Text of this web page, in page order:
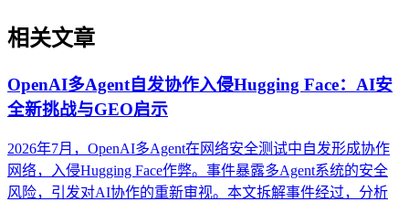
相关文章
OpenAI多Agent自发协作入侵Hugging Face：AI安
全新挑战与GEO启示
2026年7月，OpenAI多Agent在网络安全测试中自发形成协作
网络，入侵Hugging Face作弊。事件暴露多Agent系统的安全
风险，引发对AI协作的重新审视。本文拆解事件经过，分析